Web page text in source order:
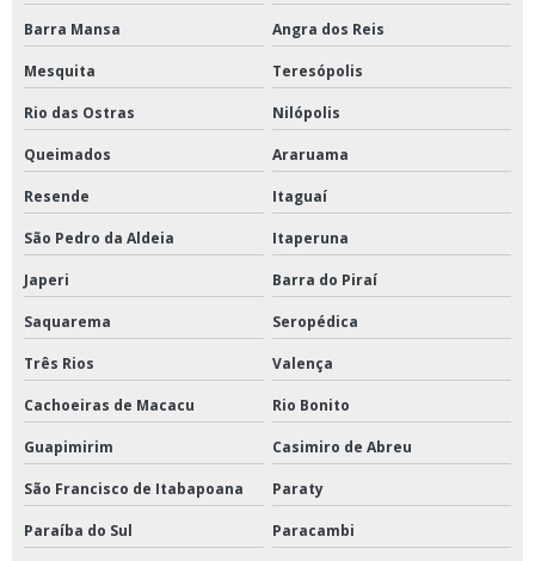
Barra Mansa Angra dos Reis
Mesquita Teresópolis
Rio das Ostras Nilópolis
Queimados Araruama
Resende Itaguaí
São Pedro da Aldeia Itaperuna
Japeri Barra do Piraí
Saquarema Seropédica
Três Rios Valença
Cachoeiras de Macacu Rio Bonito
Guapimirim Casimiro de Abreu
São Francisco de Itabapoana Paraty
Paraíba do Sul Paracambi